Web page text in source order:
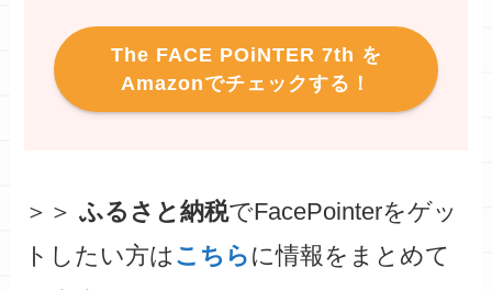
The FACE POiNTER 7th を
Amazonでチェックする！
＞＞ふるさと納税でFacePointerをゲッ
トしたい方は こちら に情報をまとめて